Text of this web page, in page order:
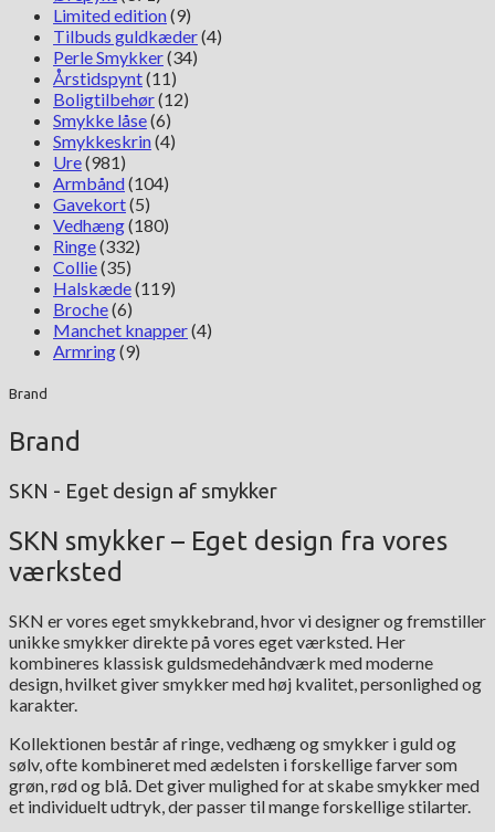
Limited edition(9)
Tilbuds guldkæder(4)
Perle Smykker(34)
Årstidspynt(11)
Boligtilbehør(12)
Smykke låse(6)
Smykkeskrin(4)
Ure(981)
Armbånd(104)
Gavekort(5)
Vedhæng(180)
Ringe(332)
Collie(35)
Halskæde(119)
Broche(6)
Manchet knapper(4)
Armring(9)
Brand
Brand
SKN - Eget design af smykker
SKN smykker – Eget design fra vores
værksted
SKN er vores eget smykkebrand, hvor vi designer og fremstiller
unikke smykker direkte på vores eget værksted. Her
kombineres klassisk guldsmedehåndværk med moderne
design, hvilket giver smykker med høj kvalitet, personlighed og
karakter.
Kollektionen består af ringe, vedhæng og smykker i guld og
sølv, ofte kombineret med ædelsten i forskellige farver som
grøn, rød og blå. Det giver mulighed for at skabe smykker med
et individuelt udtryk, der passer til mange forskellige stilarter.